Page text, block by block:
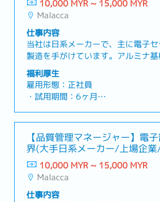
・運転免許：専属運転手がいないた
合はローカル試験場で取得。※現状
の書き換えは不可
<その他>
・マレーシアへの片道航空券は会社
・就労ビザ：会社負担にて申請・取
日本国内にて基本在宅勤務！・マレ
ジション
・賞与：あり ※業績に応じる
・社用携帯電話：あり
・公的年金（EPF）：あり
・通勤手当：会社規定により支給
・社用車貸与：あり
・病気休暇：勤務年数に応じ14～22
・定期健康診断：あり（入社後）
・各種保険完備（生命保険、GPA、
10,000 MYR ~ 15,000 MYR
Malacca
仕事内容
当社は日系メーカーで、主に電子
製造を手がけています。アルミナ
コンデンサ、LEDモジュール、クォ
を生産し、自動車や5G、IoTといっ
給しています。品質と環境への配慮
り、国際認証の取得や地域社会への
行っています。【職務概要】この
ーを募集します。本ポジションで
上目標達成に向けて、既存顧客との
新規開拓を行いながら、技術・製造
社内関連部署との密な連携も図って
ど、営業組織全体の成長にも貢献い
福利厚生
雇用形態：正社員
・試用期間：6ヶ月
・カレンダー：マレーシアのカレ
・勤務地：マラッカ
・基本給与：RM10,000 ~
キルに応じて変動
・業績賞与：あり ※業績に応じる
・社用携帯電話：あり
・公的年金（EPF）：あり
【品質管理マネージャー】電
界(大手日系メーカー/上場企
生充実)
10,000 MYR ~ 15,000 MYR
Malacca
仕事内容